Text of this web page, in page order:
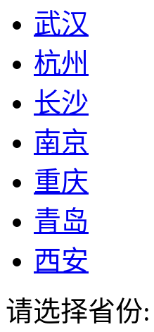
武汉
杭州
长沙
南京
重庆
青岛
西安
请选择省份: